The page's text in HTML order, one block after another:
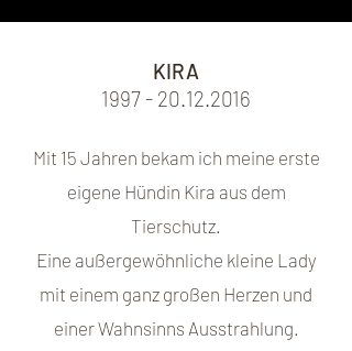
KIRA
1997 - 20.12.2016
Mit 15 Jahren bekam ich meine erste
eigene Hündin Kira aus dem
Tierschutz.
Eine außergewöhnliche kleine Lady
mit einem ganz großen Herzen und
einer Wahnsinns Ausstrahlung.